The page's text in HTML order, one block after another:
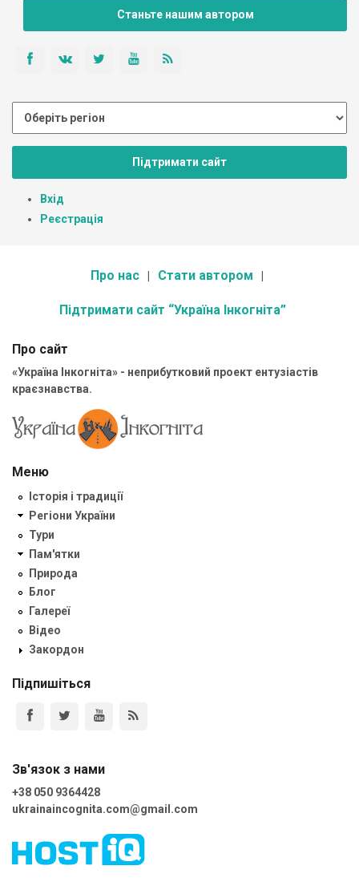
Станьте нашим автором
Підтримати сайт
Вхід
Реєстрація
Про нас Стати автором
Підтримати сайт “Україна Інкогніта”
Про сайт
«Україна Інкогніта» - неприбутковий проект ентузіастів
краєзнавства.
Меню
Історія і традиції
Регіони України
Тури
Пам'ятки
Природа
Блог
Галереї
Відео
Закордон
Підпишіться
Зв'язок з нами
+38 050 9364428
ukrainaincognita.com@gmail.com